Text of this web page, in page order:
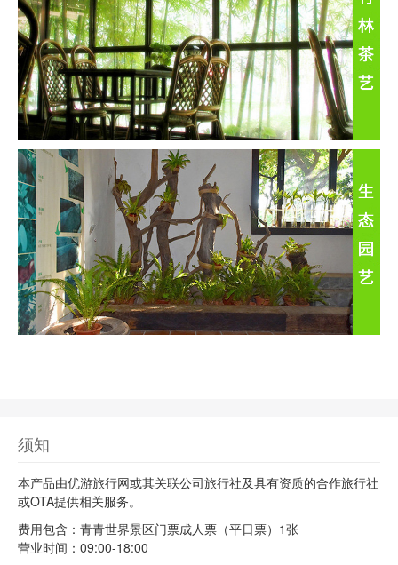
须知
本产品由优游旅行网或其关联公司旅行社及具有资质的合作旅行社
或OTA提供相关服务。
费用包含：青青世界景区门票成人票（平日票）1张
营业时间：09:00-18:00